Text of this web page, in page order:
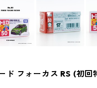
ド フォーカス RS (初回